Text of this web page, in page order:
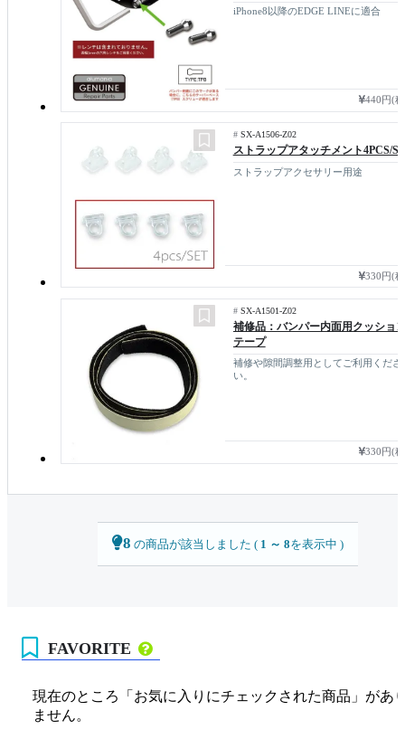
iPhone8以降のEDGE LINEに適合
440円(
# SX-A1506-Z02
ストラップアタッチメント4PCS/
ストラップアクセサリー用途
330円(
# SX-A1501-Z02
補修品：バンパー内面用クッショ
テープ
補修や隙間調整用としてご利用くださ
い。
330円(
8 の商品が該当しました ( 1 ～ 8を表示中 )
FAVORITE
現在のところ「お気に入りにチェックされた商品」があ
ません。